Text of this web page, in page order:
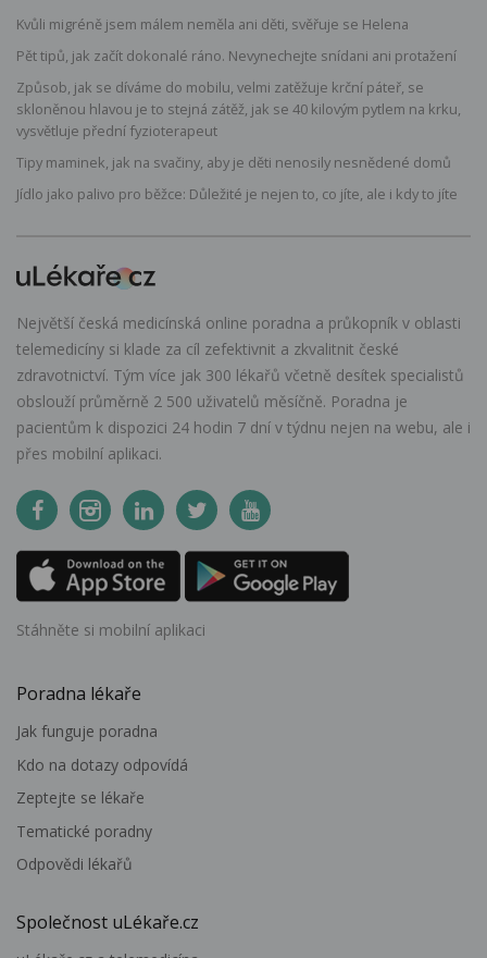
Kvůli migréně jsem málem neměla ani děti, svěřuje se Helena
Pět tipů, jak začít dokonalé ráno. Nevynechejte snídani ani protažení
Způsob, jak se díváme do mobilu, velmi zatěžuje krční páteř, se
skloněnou hlavou je to stejná zátěž, jak se 40 kilovým pytlem na krku,
vysvětluje přední fyzioterapeut
Tipy maminek, jak na svačiny, aby je děti nenosily nesnědené domů
Jídlo jako palivo pro běžce: Důležité je nejen to, co jíte, ale i kdy to jíte
Největší česká medicínská online poradna a průkopník v oblasti
telemedicíny si klade za cíl zefektivnit a zkvalitnit české
zdravotnictví. Tým více jak 300 lékařů včetně desítek specialistů
obslouží průměrně 2 500 uživatelů měsíčně. Poradna je
pacientům k dispozici 24 hodin 7 dní v týdnu nejen na webu, ale i
přes mobilní aplikaci.
Stáhněte si mobilní aplikaci
Poradna lékaře
Jak funguje poradna
Kdo na dotazy odpovídá
Zeptejte se lékaře
Tematické poradny
Odpovědi lékařů
Společnost uLékaře.cz